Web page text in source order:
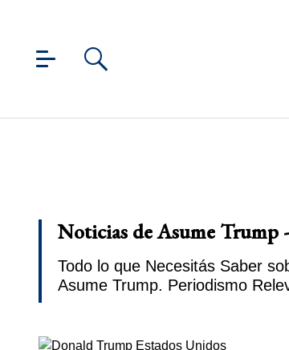
Noticias de Asume Trump
Todo lo que Necesitás Saber
Asume Trump. Periodismo